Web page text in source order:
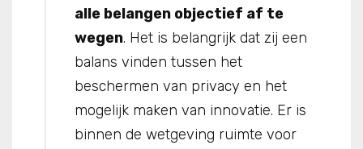
alle belangen objectief af te
wegen. Het is belangrijk dat zij een
balans vinden tussen het
beschermen van privacy en het
mogelijk maken van innovatie. Er is
binnen de wetgeving ruimte voor